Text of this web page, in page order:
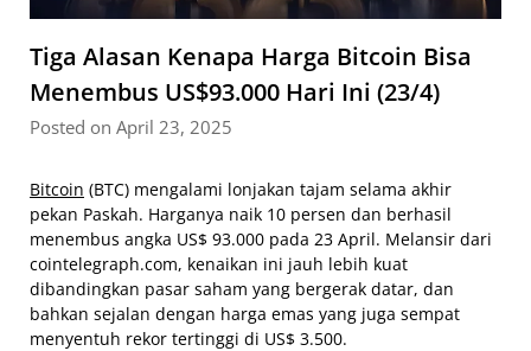
Tiga Alasan Kenapa Harga Bitcoin Bisa
Menembus US$93.000 Hari Ini (23/4)
Posted on April 23, 2025
Bitcoin (BTC) mengalami lonjakan tajam selama akhir
pekan Paskah. Harganya naik 10 persen dan berhasil
menembus angka US$ 93.000 pada 23 April. Melansir dari
cointelegraph.com, kenaikan ini jauh lebih kuat
dibandingkan pasar saham yang bergerak datar, dan
bahkan sejalan dengan harga emas yang juga sempat
menyentuh rekor tertinggi di US$ 3.500.